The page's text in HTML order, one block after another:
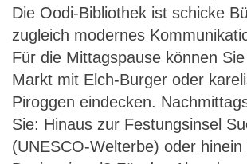
Die Oodi-Bibliothek ist schicke
zugleich modernes
Für die Mittagspause können
Markt mit Elch-Burger oder
Piroggen eindecken.
Sie: Hinaus zur Festungsinsel
(UNESCO-Welterbe) oder hinein